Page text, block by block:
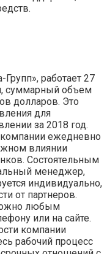
работает 27
суммарный объем
долларов. Это
для
за 2018 год.
компании ежедневно
влиянии
Состоятельным
менеджер,
индивидуально,
от партнеров.
любым
или на сайте.
компании
рабочий процесс